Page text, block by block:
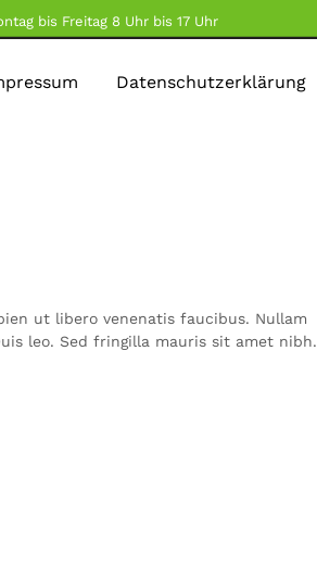
bis Freitag 8 Uhr bis 17 Uhr
Datenschutzerklärung
ut libero venenatis faucibus. Nullam
leo. Sed fringilla mauris sit amet nibh.